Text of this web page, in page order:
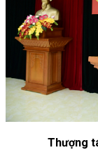
Thượng